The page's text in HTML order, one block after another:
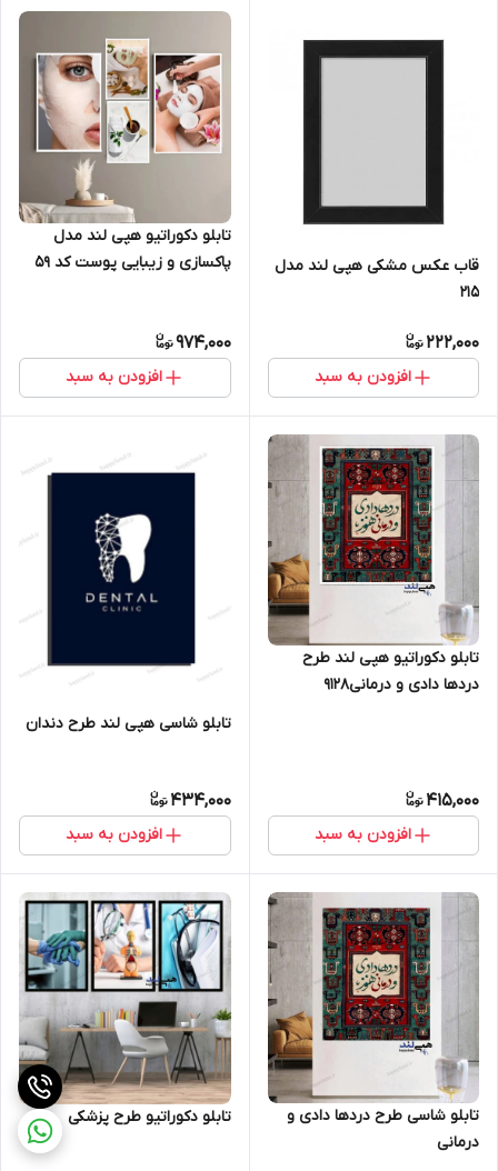
قاب عکس مشکی هپی لند مدل
۲۱۵
222,000
افزودن به سبد
تابلو دکوراتیو هپی لند مدل
پاکسازی و زیبایی پوست کد 59
974,000
افزودن به سبد
تابلو دکوراتیو هپی لند طرح
دردها دادی و درمانی9128
415,000
افزودن به سبد
تابلو شاسی هپی لند طرح دندان
434,000
افزودن به سبد
تابلو شاسی طرح دردها دادی و
درمانی
تابلو دکوراتیو طرح پزشکی